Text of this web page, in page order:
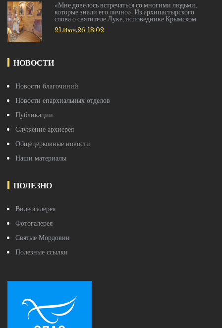
«Мне довелось встречаться со многими людьми,
которые знали его лично». Из архипастырского
слова о святителе Луке, исповеднике Крымском
21.Июн.26 18:02
НОВОСТИ
Новости благочиний
Новости епархиальных отделов
Публикации
Служение архиерея
Общецерковные новости
Наши материалы
ПОЛЕЗНО
Видеогалерея
Фотогалерея
Святые Мордовии
Полезные ссылки